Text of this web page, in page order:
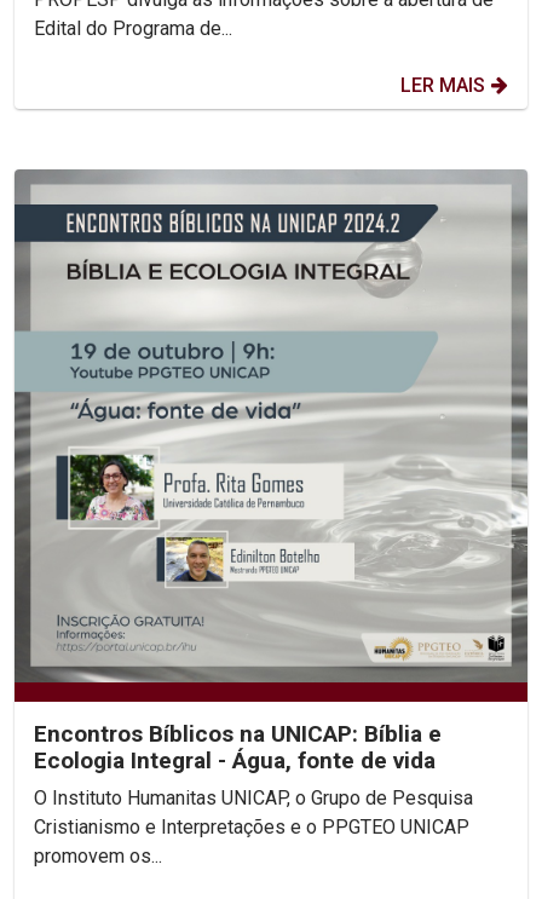
Edital do Programa de...
LER MAIS
Encontros Bíblicos na UNICAP: Bíblia e
Ecologia Integral - Água, fonte de vida
O Instituto Humanitas UNICAP, o Grupo de Pesquisa
Cristianismo e Interpretações e o PPGTEO UNICAP
promovem os...